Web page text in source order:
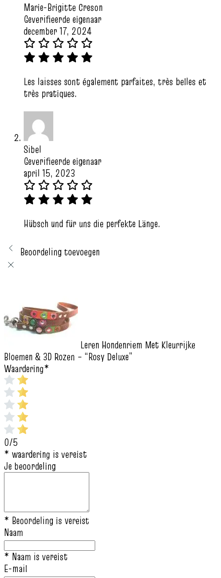
Marie-Brigitte Creson
Geverifieerde eigenaar
december 17, 2024
Les laisses sont également parfaites, très belles et
très pratiques.
Sibel
Geverifieerde eigenaar
april 15, 2023
Hübsch und für uns die perfekte Länge.
Beoordeling toevoegen
Leren Hondenriem Met Kleurrijke
Bloemen & 3D Rozen – “Rosy Deluxe”
Waardering*
0/5
* waardering is vereist
Je beoordeling
* Beoordeling is vereist
Naam
* Naam is vereist
E-mail